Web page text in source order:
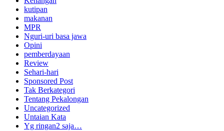
kutipan
makanan
MPR
Nguri-uri basa jawa
Opini
pemberdayaan
Review
Sehari-hari
Sponsored Post
Tak Berkategori
Tentang Pekalongan
Uncategorized
Untaian Kata
Yg ringan2 saja…